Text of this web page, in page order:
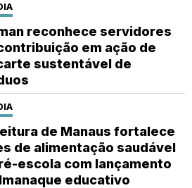
reconhece servidores
em ação de
sustentável de
de Manaus fortalece
de alimentação saudável
escola com lançamento
educativo